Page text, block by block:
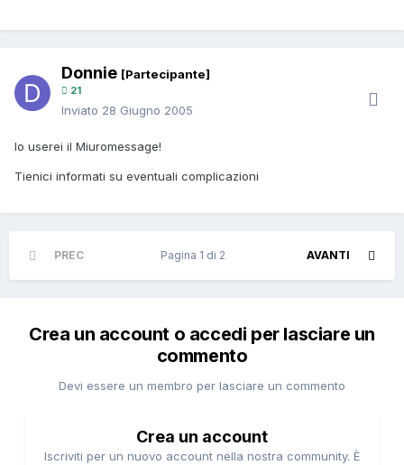
Donnie [Partecipante]
21
Inviato 28 Giugno 2005
Io userei il Miuromessage!
Tienici informati su eventuali complicazioni
PREC AVANTI
Pagina 1 di 2
Crea un account o accedi per lasciare un
commento
Devi essere un membro per lasciare un commento
Crea un account
Iscriviti per un nuovo account nella nostra community. È